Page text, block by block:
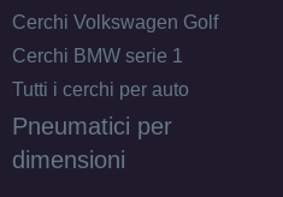
Cerchi Volkswagen Golf
Cerchi BMW serie 1
Tutti i cerchi per auto
Pneumatici per
dimensioni